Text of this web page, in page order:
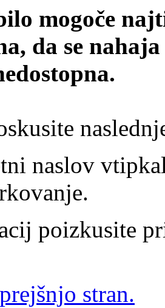
mogoče
da se
naslov
poizkusite
prejšnjo stran.